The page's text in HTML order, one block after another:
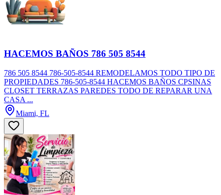
HACEMOS BAÑOS 786 505 8544
786 505 8544 786-505-8544 REMODELAMOS TODO TIPO DE
PROPIEDADES 786-505-8544 HACEMOS BAÑOS CPSINAS
CLOSET TERRAZAS PAREDES TODO DE REPARAR UNA
CASA ...
Miami, FL